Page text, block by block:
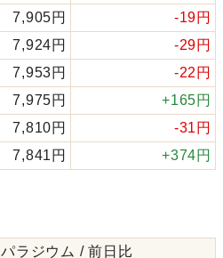
7,905円
-19円
7,924円
-29円
7,953円
-22円
7,975円
+165円
7,810円
-31円
7,841円 +374円
パラジウム / 前日比